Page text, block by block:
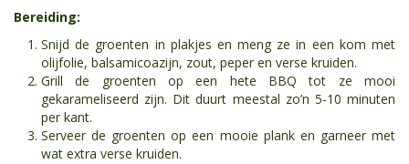
Bereiding:
Snijd de groenten in plakjes en meng ze in een kom met
olijfolie, balsamicoazijn, zout, peper en verse kruiden.
Grill de groenten op een hete BBQ tot ze mooi
gekarameliseerd zijn. Dit duurt meestal zo’n 5-10 minuten
per kant.
Serveer de groenten op een mooie plank en garneer met
wat extra verse kruiden.